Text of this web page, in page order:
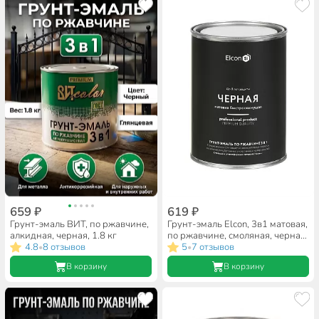
659 ₽
Грунт-эмаль ВИТ, по ржавчине,
алкидная, черная, 1.8 кг
4.8•8 отзывов
В корзину
619 ₽
Грунт-эмаль Elcon, 3в1 матовая,
по ржавчине, смоляная, черная,
RAL 9005, 0.8 кг
5•7 отзывов
В корзину